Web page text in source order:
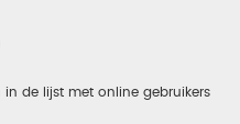
in de lijst met online gebruikers